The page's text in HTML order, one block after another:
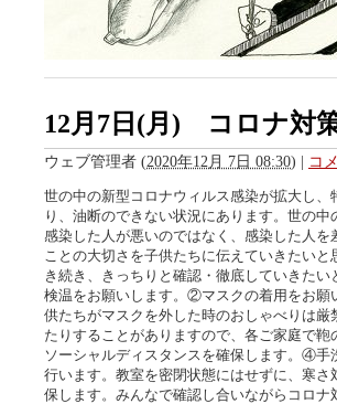
12月7日(月) コロナ対
ウェブ管理者 (2020年12月 7日 08:30) | コ
世の中の新型コロナウィルス感染が拡大し
り、油断のできない状況にあります。世の
感染した人が悪いのではなく、感染した人
ことの大切さを子供たちに伝えていきたい
き続き、きっちりと確認・徹底していきた
検温をお願いします。②マスクの着用をお願
供たちがマスクを外した時のおしゃべりは
たりすることがありますので、各ご家庭で
ソーシャルディスタンスを確保します。④
行います。教室を密閉状態にはせずに、寒
保します。みんなで確認し合いながらコロ